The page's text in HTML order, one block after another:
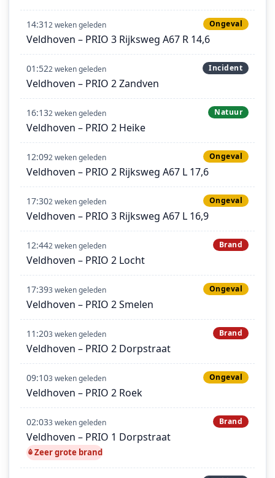
14:312 weken geleden Ongeval
Veldhoven – PRIO 3 Rijksweg A67 R 14,6
01:522 weken geleden Incident
Veldhoven – PRIO 2 Zandven
16:132 weken geleden Natuur
Veldhoven – PRIO 2 Heike
12:092 weken geleden Ongeval
Veldhoven – PRIO 2 Rijksweg A67 L 17,6
17:302 weken geleden Ongeval
Veldhoven – PRIO 3 Rijksweg A67 L 16,9
12:442 weken geleden Brand
Veldhoven – PRIO 2 Locht
17:393 weken geleden Ongeval
Veldhoven – PRIO 2 Smelen
11:203 weken geleden Brand
Veldhoven – PRIO 2 Dorpstraat
09:103 weken geleden Ongeval
Veldhoven – PRIO 2 Roek
02:033 weken geleden Brand
Veldhoven – PRIO 1 Dorpstraat
Zeer grote brand